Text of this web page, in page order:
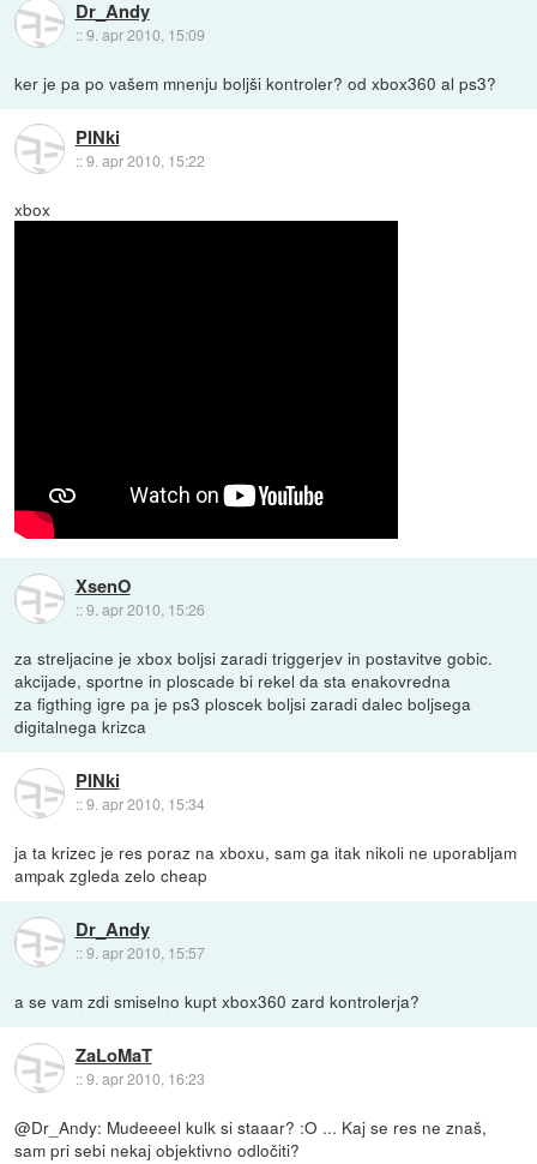
Dr_Andy
::9. apr 2010, 15:09
ker je pa po vašem mnenju boljši kontroler? od xbox360 al ps3?
PINki
::9. apr 2010, 15:22
xbox
XsenO
::9. apr 2010, 15:26
za streljacine je xbox boljsi zaradi triggerjev in postavitve gobic.
akcijade, sportne in ploscade bi rekel da sta enakovredna
za figthing igre pa je ps3 ploscek boljsi zaradi dalec boljsega
digitalnega krizca
PINki
::9. apr 2010, 15:34
ja ta krizec je res poraz na xboxu, sam ga itak nikoli ne uporabljam
ampak zgleda zelo cheap
Dr_Andy
::9. apr 2010, 15:57
a se vam zdi smiselno kupt xbox360 zard kontrolerja?
ZaLoMaT
::9. apr 2010, 16:23
@Dr_Andy: Mudeeeel kulk si staaar? :O ... Kaj se res ne znaš,
sam pri sebi nekaj objektivno odločiti?